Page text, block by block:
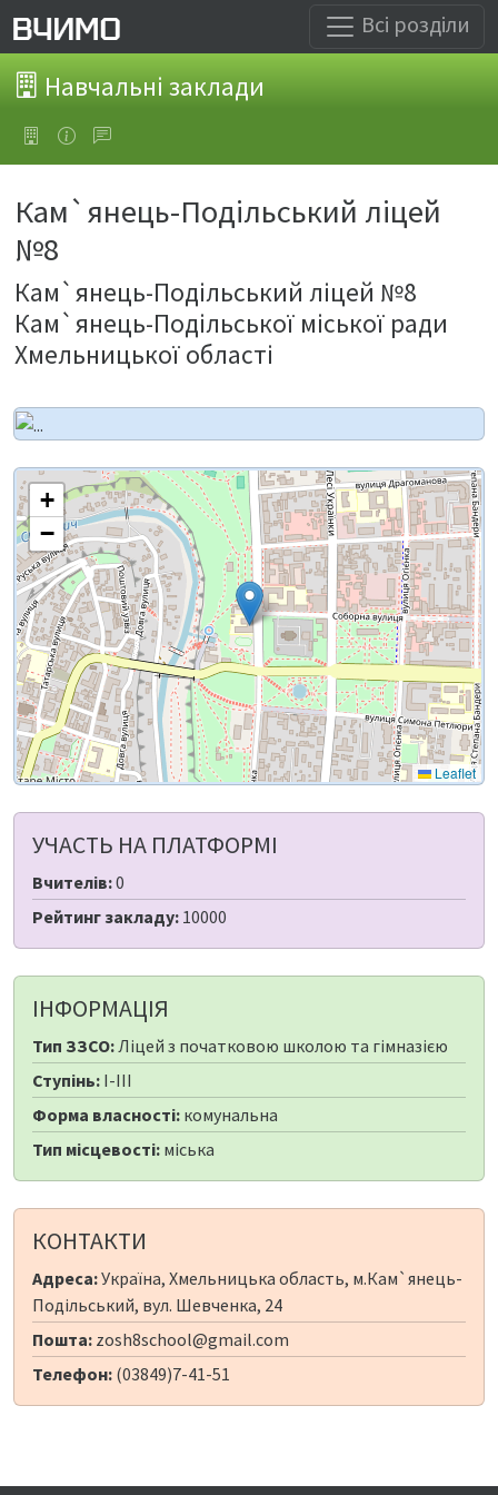
Всі розділи
Навчальні заклади
Кам`янець-Подільський ліцей
№8
Кам`янець-Подільський ліцей №8
Кам`янець-Подільської міської ради
Хмельницької області
+
−
Leaflet
УЧАСТЬ НА ПЛАТФОРМІ
Вчителів:0
Рейтинг закладу: 10000
ІНФОРМАЦІЯ
Тип ЗЗСО:Ліцей з початковою школою та гімназією
Ступінь: I-III
Форма власності: комунальна
Тип місцевості: міська
КОНТАКТИ
Адреса:Україна, Хмельницька область, м.Кам`янець-
Подільський, вул. Шевченка, 24
Пошта: zosh8school@gmail.com
Телефон: (03849)7-41-51